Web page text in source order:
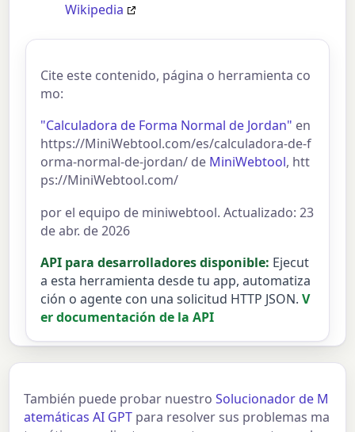
Wikipedia
Cite este contenido, página o herramienta co
mo:
"Calculadora de Forma Normal de Jordan" en
https://MiniWebtool.com/es/calculadora-de-f
orma-normal-de-jordan/ de MiniWebtool, htt
ps://MiniWebtool.com/
por el equipo de miniwebtool. Actualizado: 23
de abr. de 2026
API para desarrolladores disponible: Ejecut
a esta herramienta desde tu app, automatiza
ción o agente con una solicitud HTTP JSON. V
er documentación de la API
También puede probar nuestroSolucionador de M
atemáticas AI GPT para resolver sus problemas ma